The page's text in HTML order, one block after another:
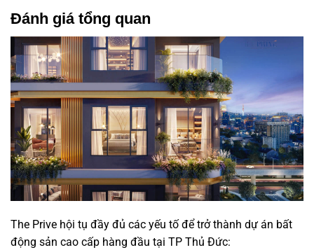
Đánh giá tổng quan
The Prive hội tụ đầy đủ các yếu tố để trở thành dự án bất
động sản cao cấp hàng đầu tại TP Thủ Đức: